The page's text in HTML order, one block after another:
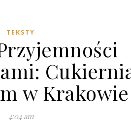
TEKSTY
w Krakowie
4:04 am